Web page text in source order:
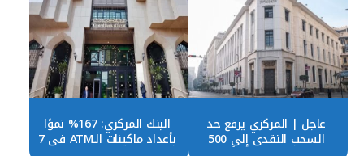
عاجل | المركزي يرفع حد
السحب النقدي إلى 500
البنك المركزي: 167% نموًا
بأعداد ماكينات الـATM فى 7